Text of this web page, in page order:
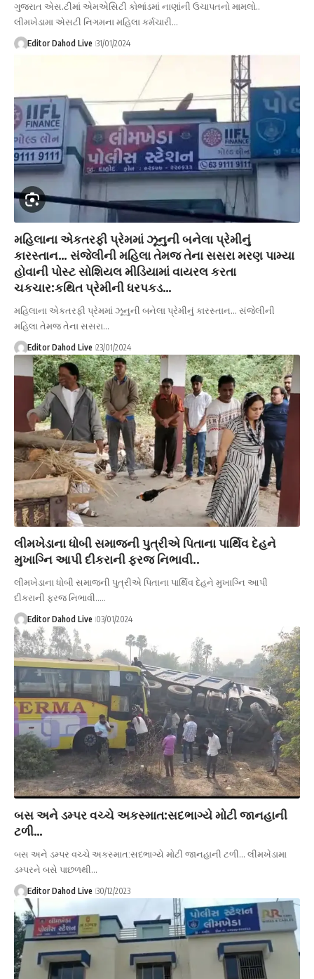
ગુજરાત એસ.ટીમાં એમએસિટી કોભાંડમાં નાણાંની ઉચાપતનો મામલો..
લીમખેડામા એસટી નિગમના મહિલા કર્મચારી…
Editor Dahod Live 31/01/2024
મહિલાના એકતરફી પ્રેમમાં ઝૂનુની બનેલા પ્રેમીનું
કારસ્તાન… સંજેલીની મહિલા તેમજ તેના સસરા મરણ પામ્યા
હોવાની પોસ્ટ સોશિયલ મીડિયામાં વાયરલ કરતા
ચકચાર:કથિત પ્રેમીની ધરપકડ…
મહિલાના એકતરફી પ્રેમમાં ઝૂનુની બનેલા પ્રેમીનું કારસ્તાન... સંજેલીની
મહિલા તેમજ તેના સસરા…
Editor Dahod Live 23/01/2024
લીમખેડાના ધોબી સમાજની પુત્રીએ પિતાના પાર્થિવ દેહને
મુખાગ્નિ આપી દીકરાની ફરજ નિભાવી..
લીમખેડાના ધોબી સમાજની પુત્રીએ પિતાના પાર્થિવ દેહને મુખાગ્નિ આપી
દીકરાની ફરજ નિભાવી..…
Editor Dahod Live 03/01/2024
બસ અને ડમ્પર વચ્ચે અકસ્માત:સદભાગ્યે મોટી જાનહાની
ટળી…
બસ અને ડમ્પર વચ્ચે અકસ્માત:સદભાગ્યે મોટી જાનહાની ટળી... લીમખેડામા
ડમ્પરને બસે પાછળથી…
Editor Dahod Live 30/12/2023